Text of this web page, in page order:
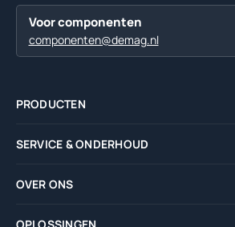
Voor componenten
componenten@demag.nl
PRODUCTEN
SERVICE & ONDERHOUD
OVER ONS